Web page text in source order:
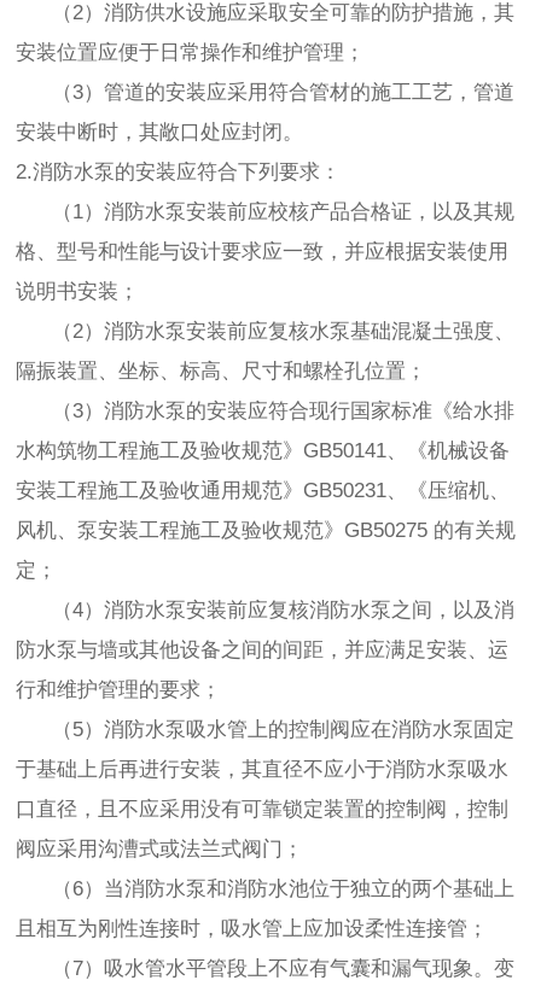
（2）消防供水设施应采取安全可靠的防护措施，其
安装位置应便于日常操作和维护管理；
（3）管道的安装应采用符合管材的施工工艺，管道
安装中断时，其敞口处应封闭。
2.消防水泵的安装应符合下列要求：
（1）消防水泵安装前应校核产品合格证，以及其规
格、型号和性能与设计要求应一致，并应根据安装使用
说明书安装；
（2）消防水泵安装前应复核水泵基础混凝土强度、
隔振装置、坐标、标高、尺寸和螺栓孔位置；
（3）消防水泵的安装应符合现行国家标准《给水排
水构筑物工程施工及验收规范》GB50141、《机械设备
安装工程施工及验收通用规范》GB50231、《压缩机、
风机、泵安装工程施工及验收规范》GB50275 的有关规
定；
（4）消防水泵安装前应复核消防水泵之间，以及消
防水泵与墙或其他设备之间的间距，并应满足安装、运
行和维护管理的要求；
（5）消防水泵吸水管上的控制阀应在消防水泵固定
于基础上后再进行安装，其直径不应小于消防水泵吸水
口直径，且不应采用没有可靠锁定装置的控制阀，控制
阀应采用沟漕式或法兰式阀门；
（6）当消防水泵和消防水池位于独立的两个基础上
且相互为刚性连接时，吸水管上应加设柔性连接管；
（7）吸水管水平管段上不应有气囊和漏气现象。变